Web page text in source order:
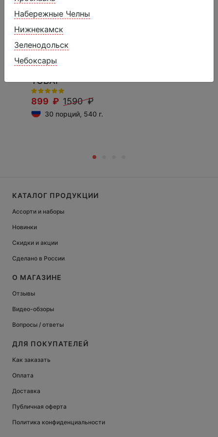
Набережные Челны
Нижнекамск
Зеленодольск
Чебоксары
ТОВАР
899 ₽ 1590 ₽
30 порций, 540 г.
КАТАЛОГ ПРОДУКЦИИ
Ассорти и наборы
Новинки
Скидки и акции
Сделано в России
О МАГАЗИНЕ
Отзывы
Видео-обзоры
Вопросы / ответы
ДЛЯ ПОКУПАТЕЛЕЙ
Как заказать
Оплата
Доставка
Публичная оферта
Политика конфиденциальности